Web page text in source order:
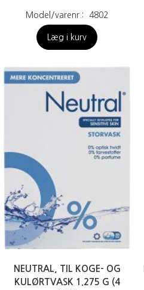
Model/varenr.: 4802
Læg i kurv
NEUTRAL, TIL KOGE- OG
KULØRTVASK 1.275 G (4